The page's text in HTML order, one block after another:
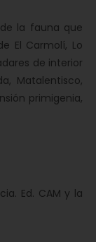
la fauna que
El Carmolí, Lo
de interior
Matalentisco,
primigenia,
Ed. CAM y la